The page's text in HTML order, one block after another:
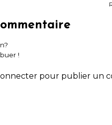
!
pour publier un